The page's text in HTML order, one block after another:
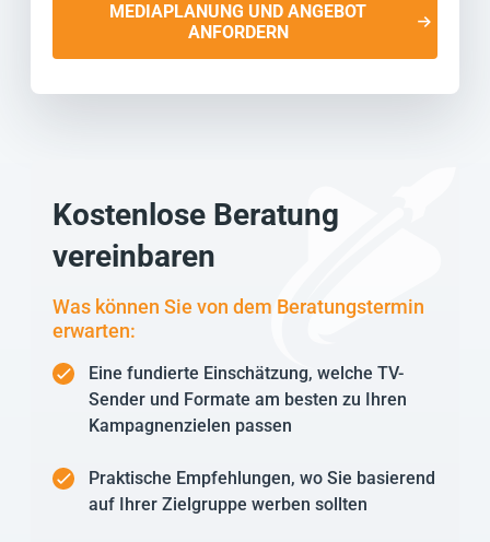
MEDIAPLANUNG UND ANGEBOT
ANFORDERN
Kostenlose Beratung
vereinbaren
Was können Sie von dem Beratungstermin
erwarten:
Eine fundierte Einschätzung, welche TV-
Sender und Formate am besten zu Ihren
Kampagnenzielen passen
Praktische Empfehlungen, wo Sie basierend
auf Ihrer Zielgruppe werben sollten